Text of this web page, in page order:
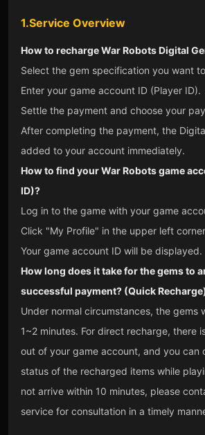
1.Service Overview
How to recharge War Robots Digital
Select the gem specification you want
Enter your game account ID (Player ID).
Settle the payment and choose your
After completing the payment, the
added to your account immediately.
How to find your War Robots game
ID)?
Log in to the game with your game
Click "My Profile" in the upper left
Your game account ID will be displayed.
How long does it take for the gems to
successful payment? (Quick
Under normal circumstances, the gems
1~2 minutes. For direct recharge, there
out of your game account, and you can
status of the recharged items while
not arrive within 10 minutes, please
service for consultation in a timely